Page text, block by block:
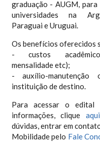
graduação - AUGM, para
universidades na
Paraguai e Uruguai.
Os benefícios oferecidos
- custos
mensalidade etc);
- auxílio-manutenção
instituição de destino.
Para acessar o edital
informações, cliqueaqui
dúvidas, entrar em
Mobilidade pelo Fale